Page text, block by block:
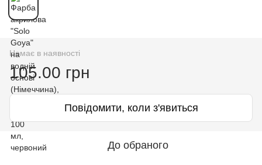
Немає в наявності
105.00 грн
Повідомити, коли з'явиться
До обраного